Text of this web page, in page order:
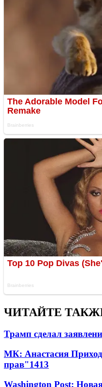
ЧИТАЙТЕ
Трамп сделал
МК: Анастасия
прав"1413
Washington Post: